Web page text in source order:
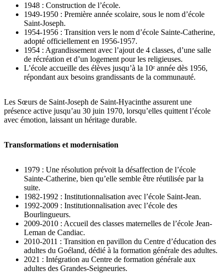
1948 : Construction de l’école.
1949-1950 : Première année scolaire, sous le nom d’école
Saint-Joseph.
1954-1956 : Transition vers le nom d’école Sainte-Catherine,
adopté officiellement en 1956-1957.
1954 : Agrandissement avec l’ajout de 4 classes, d’une salle
de récréation et d’un logement pour les religieuses.
L’école accueille des élèves jusqu’à la 10ᵉ année dès 1956,
répondant aux besoins grandissants de la communauté.
Les Sœurs de Saint-Joseph de Saint-Hyacinthe assurent une
présence active jusqu’au 30 juin 1970, lorsqu’elles quittent l’école
avec émotion, laissant un héritage durable.
Transformations et modernisation
1979 : Une résolution prévoit la désaffection de l’école
Sainte-Catherine, bien qu’elle semble être réutilisée par la
suite.
1982-1992 : Institutionnalisation avec l’école Saint-Jean.
1992-2009 : Institutionnalisation avec l’école des
Bourlingueurs.
2009-2010 : Accueil des classes maternelles de l’école Jean-
Leman de Candiac.
2010-2011 : Transition en pavillon du Centre d’éducation des
adultes du Goéland, dédié à la formation générale des adultes.
2021 : Intégration au Centre de formation générale aux
adultes des Grandes-Seigneuries.